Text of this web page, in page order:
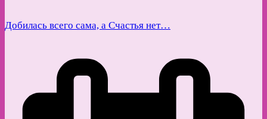
Добилась всего сама, а Счастья нет…